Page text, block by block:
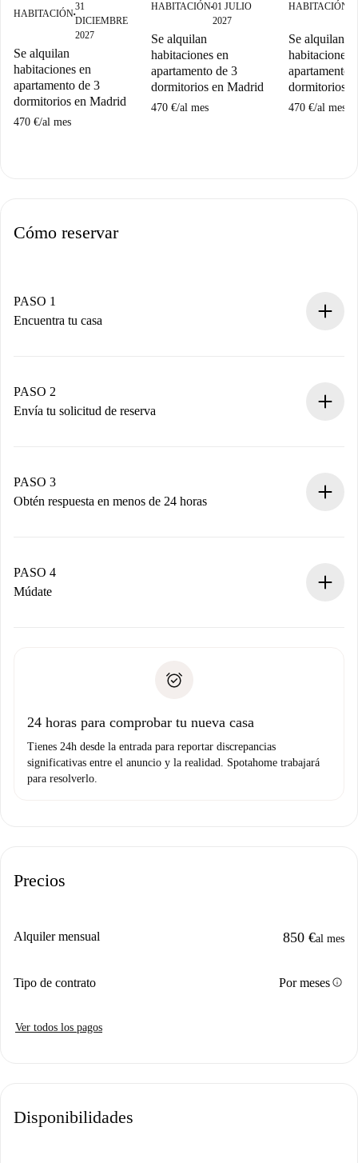
HABITACIÓN■
31
DICIEMBRE
2027
Se alquilan
habitaciones en
apartamento de 3
dormitorios en Madrid
470 €/al mes
HABITACIÓN■01 JULIO
2027
Se alquilan
habitaciones en
apartamento de 3
dormitorios en Madrid
470 €/al mes
HABITACIÓN
Se alquilan
habitaciones
apartamento
dormitorios
470 €/al mes
Cómo reservar
PASO 1
Encuentra tu casa
Tienes toda la información necesaria por adelantado.
PASO 2
Envía tu solicitud de reserva
propietario acepte.
PASO 3
Obtén respuesta en menos de 24 horas
contacto con el propietario.
Si es rechazada: No te haremos ningún cargo y te
Prueba de solvencia
PASO 4
Múdate
no nos comunicas ningún problema.
24 horas para comprobar tu nueva casa
Tienes 24h desde la entrada para reportar discrepancias
significativas entre el anuncio y la realidad. Spotahome trabajará
para resolverlo.
Precios
Alquiler mensual 850 €al mes
Tipo de contrato Por mesesinfo
Ver todos los pagos
Disponibilidades